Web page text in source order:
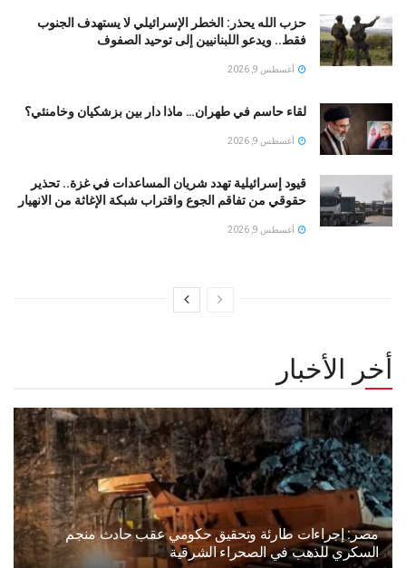
حزب الله يحذر: الخطر الإسرائيلي لا يستهدف الجنوب
فقط.. ويدعو اللبنانيين إلى توحيد الصفوف
أغسطس 9, 2026
لقاء حاسم في طهران… ماذا دار بين بزشكيان وخامنئي؟
أغسطس 9, 2026
قيود إسرائيلية تهدد شريان المساعدات في غزة.. تحذير
حقوقي من تفاقم الجوع واقتراب شبكة الإغاثة من الانهيار
أغسطس 9, 2026
أخر الأخبار
مصر: إجراءات طارئة وتحقيق حكومي عقب حادث منجم
السكري للذهب في الصحراء الشرقية